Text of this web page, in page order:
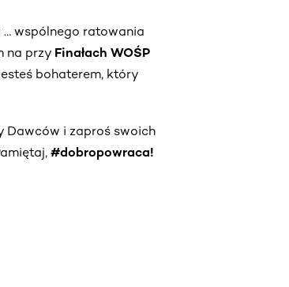
… wspólnego ratowania
na przy Finałach WOŚP
bohaterem, który
Dawców i zaproś swoich
#dobropowraca!